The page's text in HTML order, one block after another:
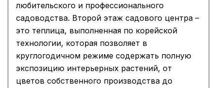
любительского и профессионального
садоводства. Второй этаж садового центра –
это теплица, выполненная по корейской
технологии, которая позволяет в
круглогодичном режиме содержать полную
экспозицию интерьерных растений, от
цветов собственного производства до